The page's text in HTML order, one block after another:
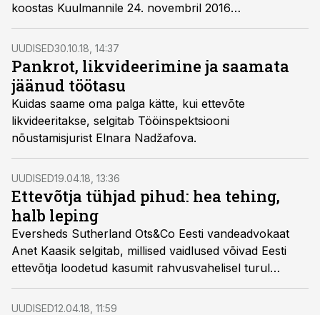
koostas Kuulmannile 24. novembril­ 2016
intressinõude, mille kohaselt on Kuulmanni tasumata
maksusummadelt arvestatud intress kokku 1 700 773
eurot 22 senti.
UUDISED30.10.18, 14:37
Pankrot, likvideerimine ja saamata
jäänud töötasu
Kuidas saame oma palga kätte, kui ettevõte
likvideeritakse, selgitab Tööinspektsiooni
nõustamisjurist Elnara Nadžafova.
UUDISED19.04.18, 13:36
Ettevõtja tühjad pihud: hea tehing,
halb leping
Eversheds Sutherland Ots&Co Eesti vandeadvokaat
Anet Kaasik selgitab, millised vaidlused võivad Eesti
ettevõtja loodetud kasumit rahvusvahelisel turul
tegutsedes ohustada ja mis juhtub, kui ettevõtja jätab
riskid maandamata.
UUDISED12.04.18, 11:59